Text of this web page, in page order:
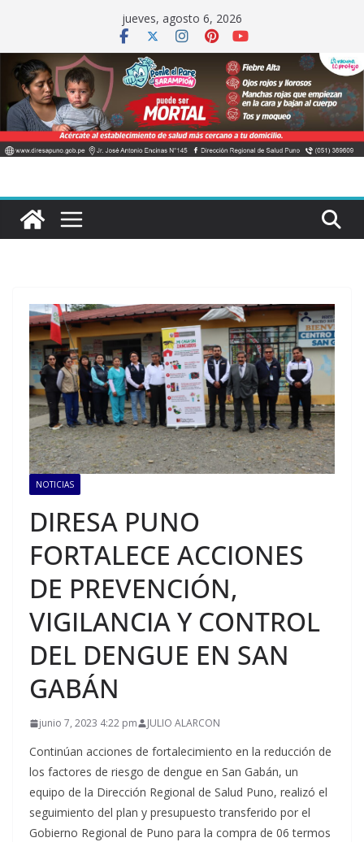
contenido
jueves, agosto 6, 2026
NOTICIAS
DIRESA PUNO
FORTALECE ACCIONES
DE PREVENCIÓN,
VIGILANCIA Y CONTROL
DEL DENGUE EN SAN
GABÁN
junio 7, 2023 4:22 pm JULIO ALARCON
Continúan acciones de fortalecimiento en la reducción de
los factores de riesgo de dengue en San Gabán, un
equipo de la Dirección Regional de Salud Puno, realizó el
seguimiento del plan y presupuesto transferido por el
Gobierno Regional de Puno para la compra de 06 termos